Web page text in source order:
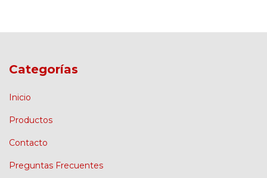
Categorías
Inicio
Productos
Contacto
Preguntas Frecuentes